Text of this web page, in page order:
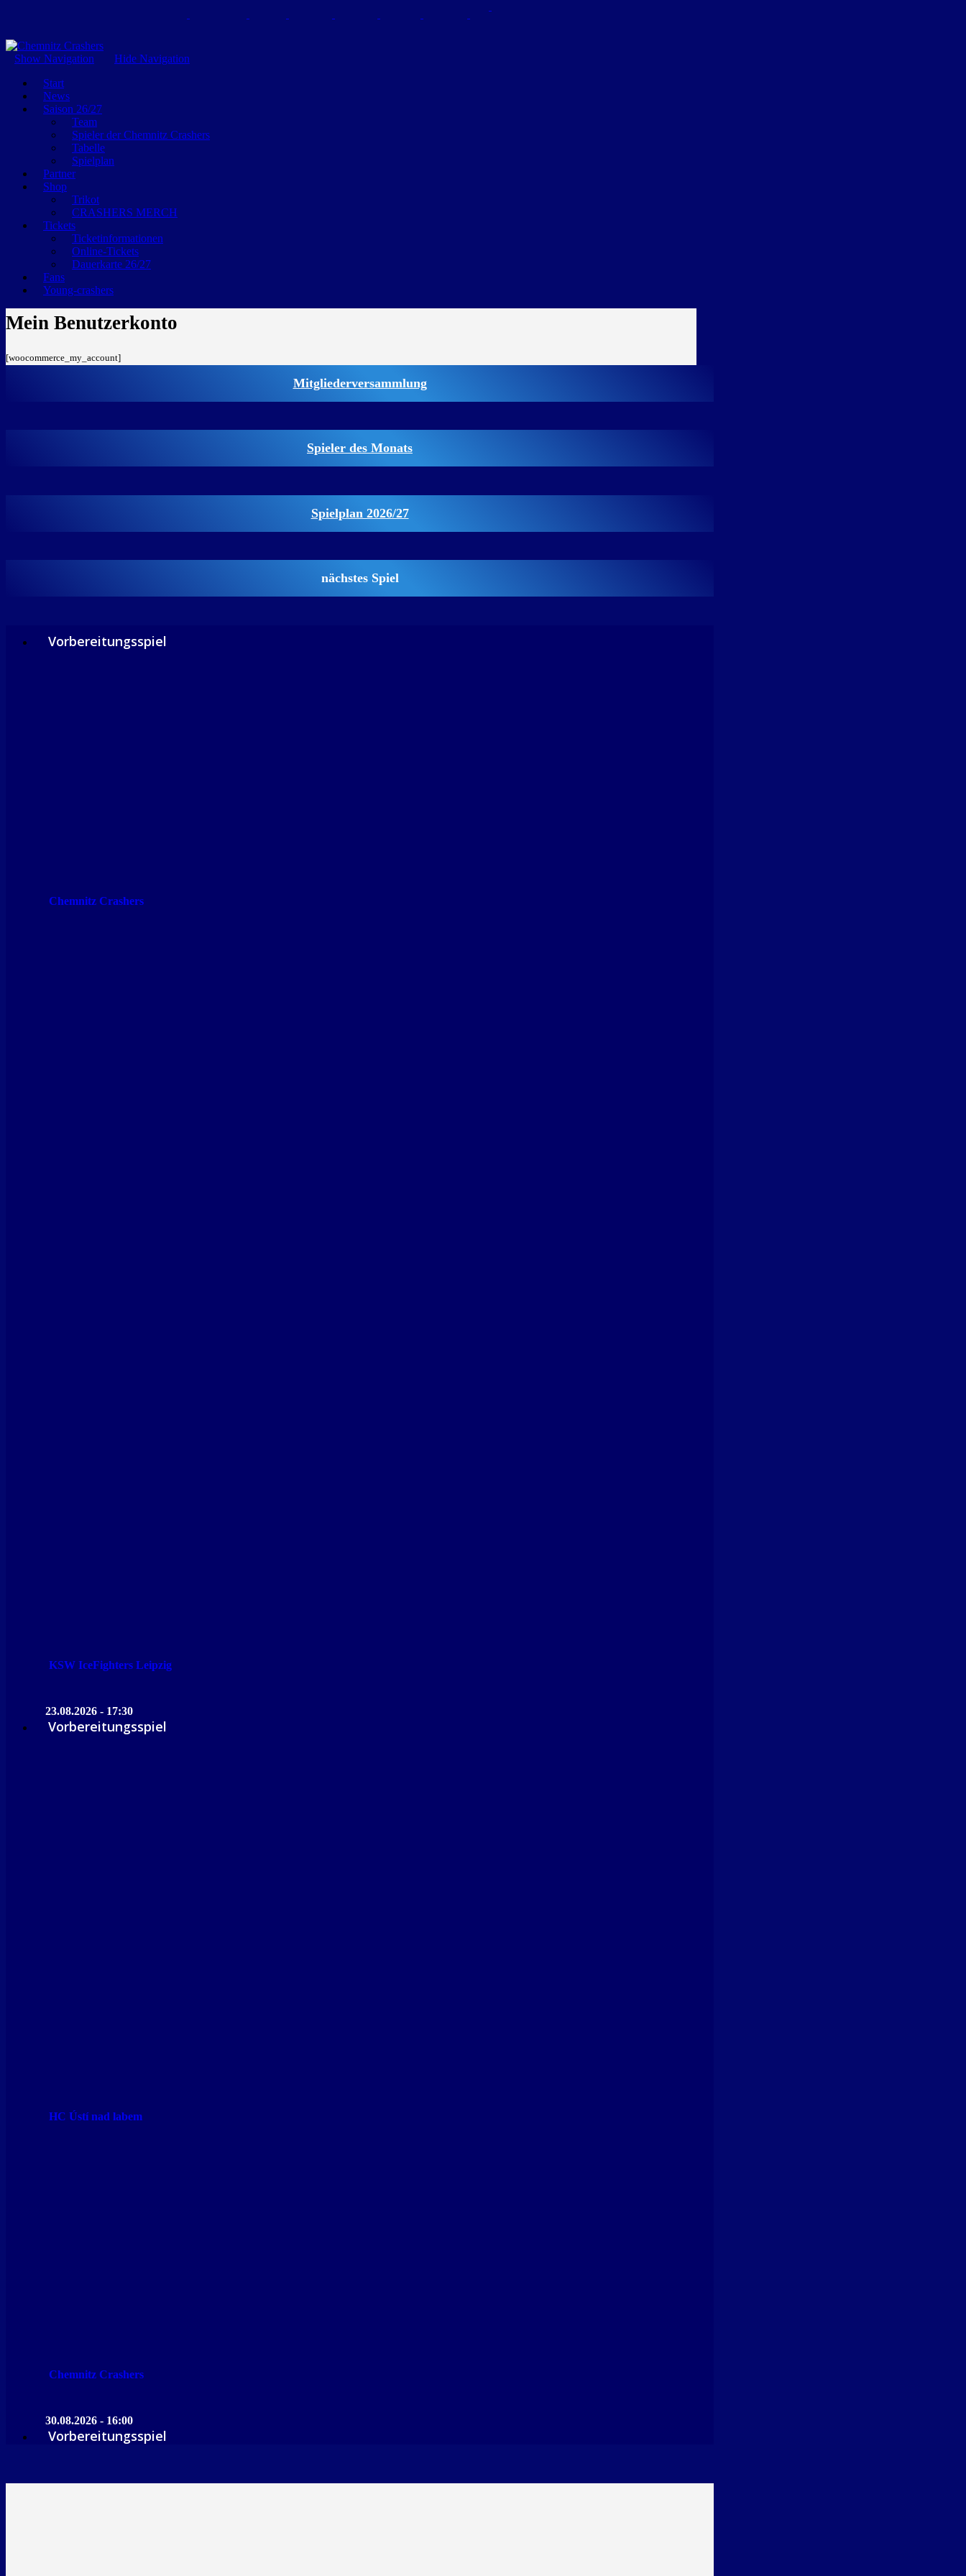
GEMEINSAM EINE LEIDENSCHAFT
Show Navigation
Hide Navigation
Start
News
Saison 26/27
Team
Spieler der Chemnitz Crashers
Tabelle
Spielplan
Partner
Shop
Trikot
CRASHERS MERCH
Tickets
Ticketinformationen
Online-Tickets
Dauerkarte 26/27
Fans
Young-crashers
Mein Benutzerkonto
[woocommerce_my_account]
Mitgliederversammlung
Spieler des Monats
Spielplan 2026/27
nächstes Spiel
Vorbereitungsspiel
Chemnitz Crashers
KSW IceFighters Leipzig
23.08.2026 - 17:30
Vorbereitungsspiel
HC Ústí nad labem
Chemnitz Crashers
30.08.2026 - 16:00
Vorbereitungsspiel